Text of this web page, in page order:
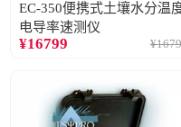
EC-350便携式土壤水分温
电导率速测仪
¥16799 ¥